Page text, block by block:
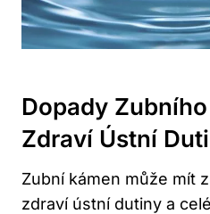
Dopady
Zdraví Ústní
Zubní kámen může mít
zdraví ústní dutiny a